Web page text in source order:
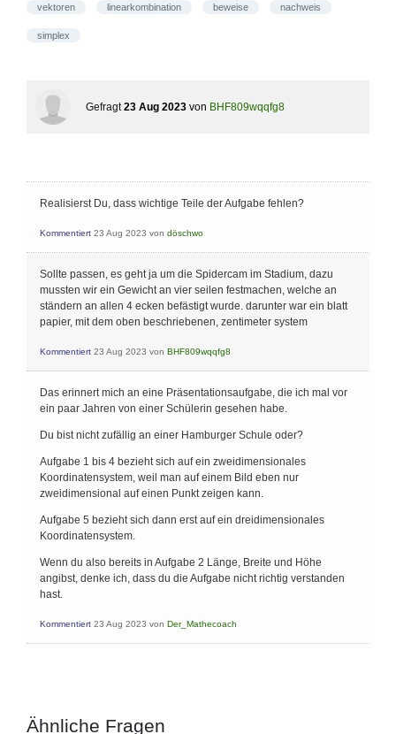
vektoren linearkombination beweise nachweis
simplex
Gefragt 23 Aug 2023 von BHF809wqqfg8
Realisierst Du, dass wichtige Teile der Aufgabe fehlen?
Kommentiert 23 Aug 2023 von döschwo
Sollte passen, es geht ja um die Spidercam im Stadium, dazu
mussten wir ein Gewicht an vier seilen festmachen, welche an
ständern an allen 4 ecken befästigt wurde. darunter war ein blatt
papier, mit dem oben beschriebenen, zentimeter system
Kommentiert 23 Aug 2023 von BHF809wqqfg8
Das erinnert mich an eine Präsentationsaufgabe, die ich mal vor
ein paar Jahren von einer Schülerin gesehen habe.
Du bist nicht zufällig an einer Hamburger Schule oder?
Aufgabe 1 bis 4 bezieht sich auf ein zweidimensionales
Koordinatensystem, weil man auf einem Bild eben nur
zweidimensional auf einen Punkt zeigen kann.
Aufgabe 5 bezieht sich dann erst auf ein dreidimensionales
Koordinatensystem.
Wenn du also bereits in Aufgabe 2 Länge, Breite und Höhe
angibst, denke ich, dass du die Aufgabe nicht richtig verstanden
hast.
Kommentiert 23 Aug 2023 von Der_Mathecoach
Ähnliche Fragen